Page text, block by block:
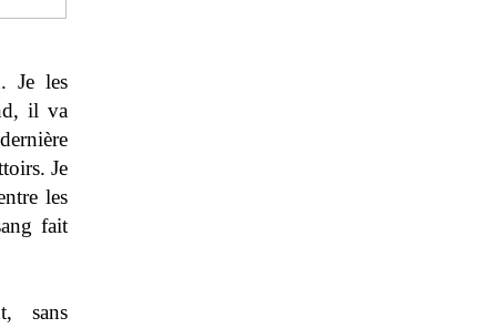
Je les
il va
Je
les
fait
sans